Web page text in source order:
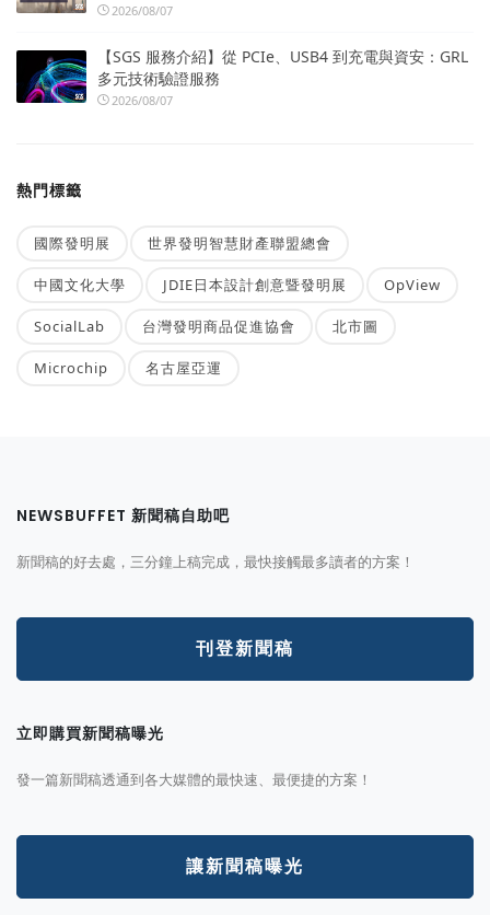
2026/08/07
【SGS 服務介紹】從 PCIe、USB4 到充電與資安：GRL
多元技術驗證服務
2026/08/07
熱門標籤
國際發明展 世界發明智慧財產聯盟總會
中國文化大學 JDIE日本設計創意暨發明展 OpView
SocialLab 台灣發明商品促進協會 北市圖
Microchip 名古屋亞運
NEWSBUFFET 新聞稿自助吧
新聞稿的好去處，三分鐘上稿完成，最快接觸最多讀者的方案！
刊登新聞稿
立即購買新聞稿曝光
發一篇新聞稿透通到各大媒體的最快速、最便捷的方案！
讓新聞稿曝光